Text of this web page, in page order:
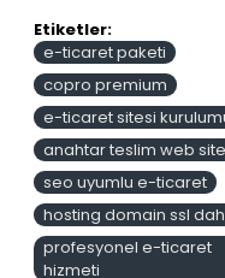
Etiketler:
e-ticaret paketi
copro premium
e-ticaret sitesi
anahtar teslim web
seo uyumlu e-ticaret
hosting domain ssl
profesyonel e-ticaret
hizmeti